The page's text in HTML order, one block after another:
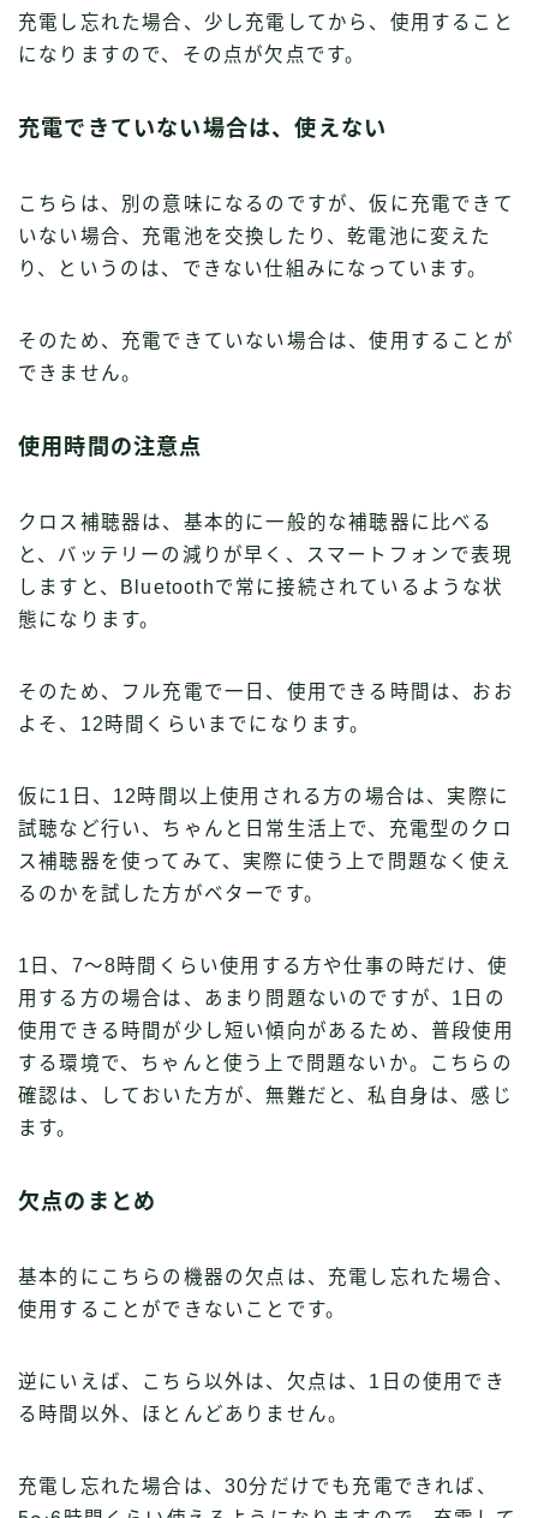
充電し忘れた場合、少し充電してから、使用すること
になりますので、その点が欠点です。
充電できていない場合は、使えない
こちらは、別の意味になるのですが、仮に充電できて
いない場合、充電池を交換したり、乾電池に変えた
り、というのは、できない仕組みになっています。
そのため、充電できていない場合は、使用することが
できません。
使用時間の注意点
クロス補聴器は、基本的に一般的な補聴器に比べる
と、バッテリーの減りが早く、スマートフォンで表現
しますと、Bluetoothで常に接続されているような状
態になります。
そのため、フル充電で一日、使用できる時間は、おお
よそ、12時間くらいまでになります。
仮に1日、12時間以上使用される方の場合は、実際に
試聴など行い、ちゃんと日常生活上で、充電型のクロ
ス補聴器を使ってみて、実際に使う上で問題なく使え
るのかを試した方がベターです。
1日、7〜8時間くらい使用する方や仕事の時だけ、使
用する方の場合は、あまり問題ないのですが、1日の
使用できる時間が少し短い傾向があるため、普段使用
する環境で、ちゃんと使う上で問題ないか。こちらの
確認は、しておいた方が、無難だと、私自身は、感じ
ます。
欠点のまとめ
基本的にこちらの機器の欠点は、充電し忘れた場合、
使用することができないことです。
逆にいえば、こちら以外は、欠点は、1日の使用でき
る時間以外、ほとんどありません。
充電し忘れた場合は、30分だけでも充電できれば、